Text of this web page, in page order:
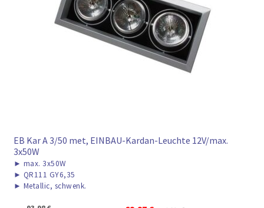
EB Kar A 3/50 met, EINBAU-Kardan-Leuchte 12V/max.
3x50W
► max. 3x50W
► QR111 GY6,35
► Metallic, schwenk.